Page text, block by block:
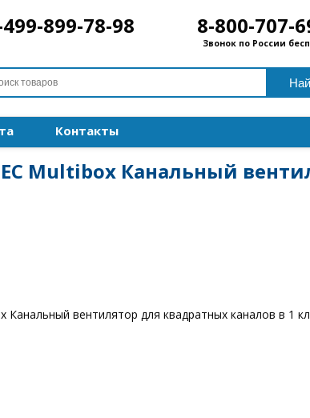
899-78-98 8-800-707-
Звонок по России
Контакты
Multibox Канальный
Канальный вентилятор для квадратных каналов в 1